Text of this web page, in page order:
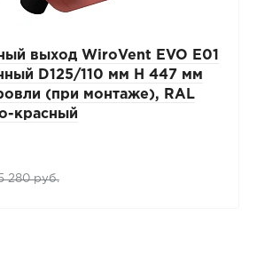
выход WiroVent EVO E01
D125/110 мм Н 447 мм
(при монтаже), RAL
красный
280 руб.